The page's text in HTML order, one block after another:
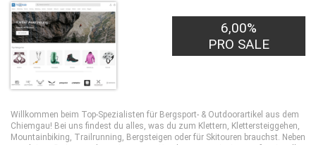
6,00%
PRO SALE
Willkommen beim Top-Spezialisten für Bergsport- & Outdoorartikel aus dem
Chiemgau! Bei uns findest du alles, was du zum Klettern, Klettersteiggehen,
Mountainbiking, Trailrunning, Bergsteigen oder für Skitouren brauchst. Neben